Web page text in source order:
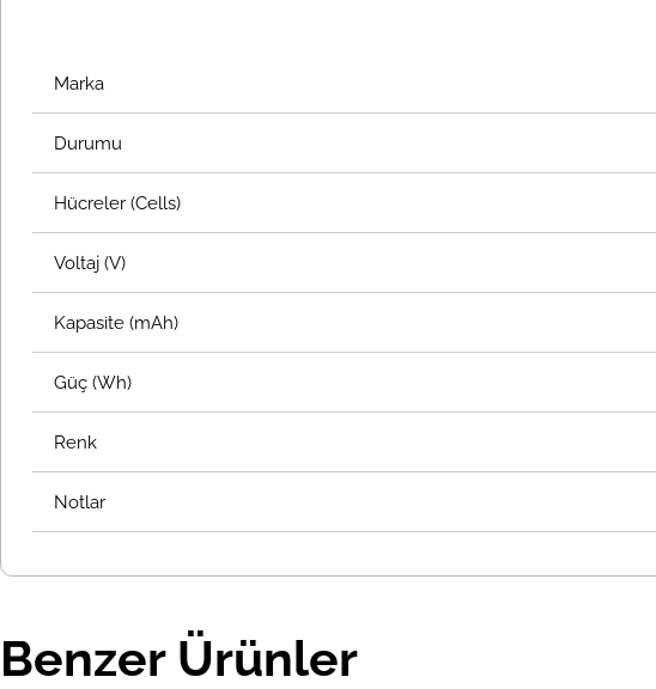
Marka
Durumu
Hücreler (Cells)
Voltaj (V)
Kapasite (mAh)
Güç (Wh)
Renk
Notlar
Benzer Ürünler